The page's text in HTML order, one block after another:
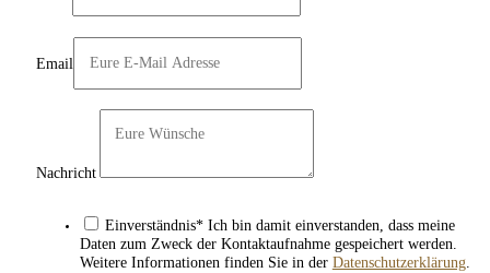
Email
Nachricht
Einverständnis* Ich bin damit einverstanden, dass meine
Daten zum Zweck der Kontaktaufnahme gespeichert werden.
Weitere Informationen finden Sie in der Datenschutzerklärung.